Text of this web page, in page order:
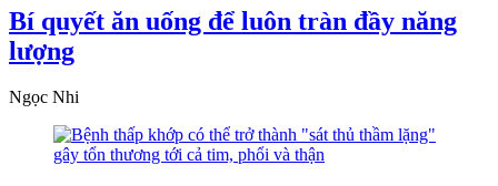
Bí quyết ăn uống để luôn tràn đầy năng
lượng
Ngọc Nhi